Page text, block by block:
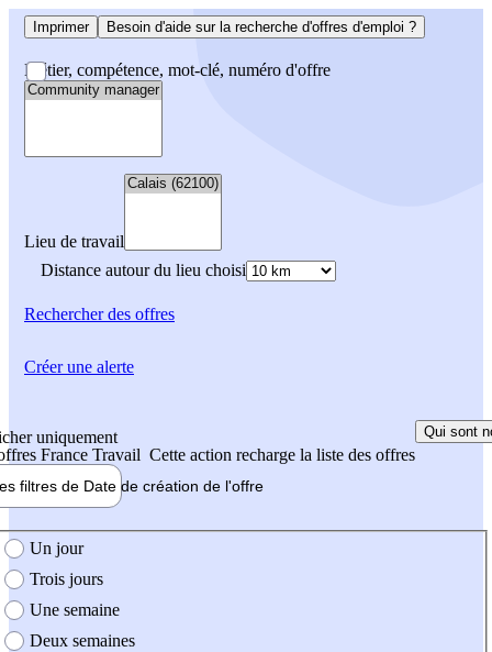
Imprimer Besoin d'aide sur la recherche d'offres d'emploi ?
Métier, compétence, mot-clé, numéro d'offre
Lieu de travail
Distance autour du lieu choisi
Rechercherdes offres
uniquement
France Travail Cette action recharge la liste des offres
Qui sont
filtres de Date de création de l'offre
création de l'offre
Un jour
Trois jours
Une semaine
Deux semaines
Créer une alerte